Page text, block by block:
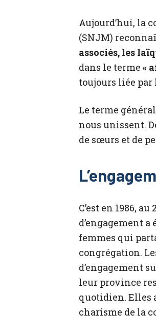
Aujourd’hui, la
(SNJM)
associés, les
dans le terme«
toujours liée par
Le terme
nous unissent.
de sœurs et de
C’est en 1986,
d’engagement a
femmes qui
congrégation.
d’engagement
leur province
quotidien. Elles
charisme de la